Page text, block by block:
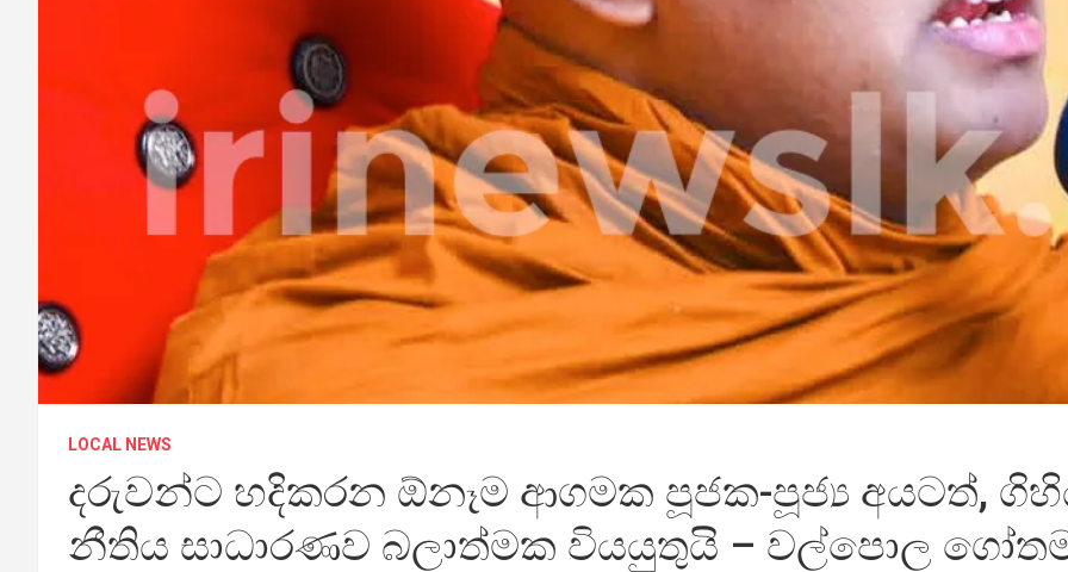
LOCAL NEWS
දරුවන්ට හදිකරන ඕනෑම ආගමක පූජක-පූජ්‍ය අයටත්,
නීතිය සාධාරණව බලාත්මක වියයුතුයි – වල්පොල